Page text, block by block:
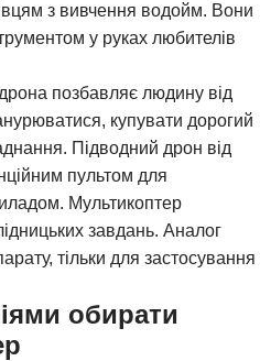
з вивчення водойм. Вони
у руках любителів
позбавляє людину від
купувати дорогий
Підводний дрон від
пультом для
Мультикоптер
завдань. Аналог
тільки для застосування
обирати